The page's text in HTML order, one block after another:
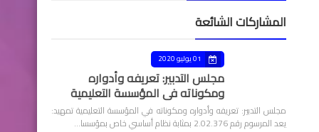
المشاركات الشائعة
01 يوليو 2020
مجلس التدبير: تعريفه وأدواره
ومكوناته في المؤسسة التعليمية
مجلس التدبير: تعريفه وأدواره ومكوناته في المؤسسة التعليمية تمهيد:
يعد المرسوم رقم 2.02.376 بمثابة نظام أساسي خاص بمؤسسا…